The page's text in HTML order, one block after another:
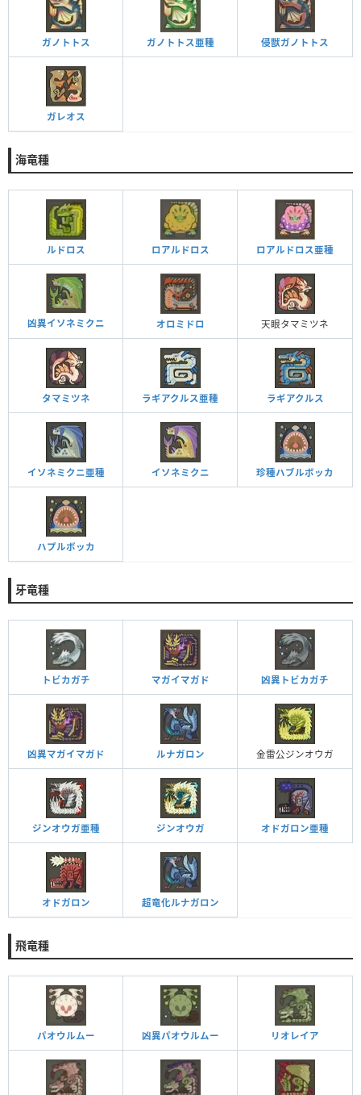
ガノトトス ガノトトス亜種 侵獣ガノトトス
ガレオス
海竜種
ルドロス ロアルドロス ロアルドロス亜種
凶異イソネミクニ オロミドロ 天眼タマミツネ
タマミツネ ラギアクルス亜種 ラギアクルス
イソネミクニ亜種 イソネミクニ 珍種ハブルボッカ
ハプルボッカ
牙竜種
トビカガチ マガイマガド 凶異トビカガチ
凶異マガイマガド ルナガロン 金雷公ジンオウガ
ジンオウガ亜種 ジンオウガ オドガロン亜種
オドガロン 超竜化ルナガロン
飛竜種
パオウルムー 凶異パオウルムー リオレイア